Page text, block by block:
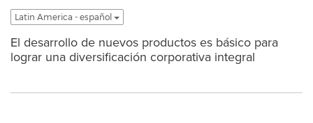
Latin America - español
El desarrollo de nuevos productos es básico para
lograr una diversificación corporativa integral